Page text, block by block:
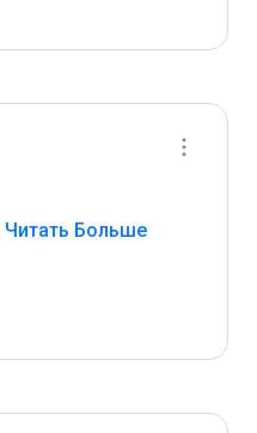
Читать Больше